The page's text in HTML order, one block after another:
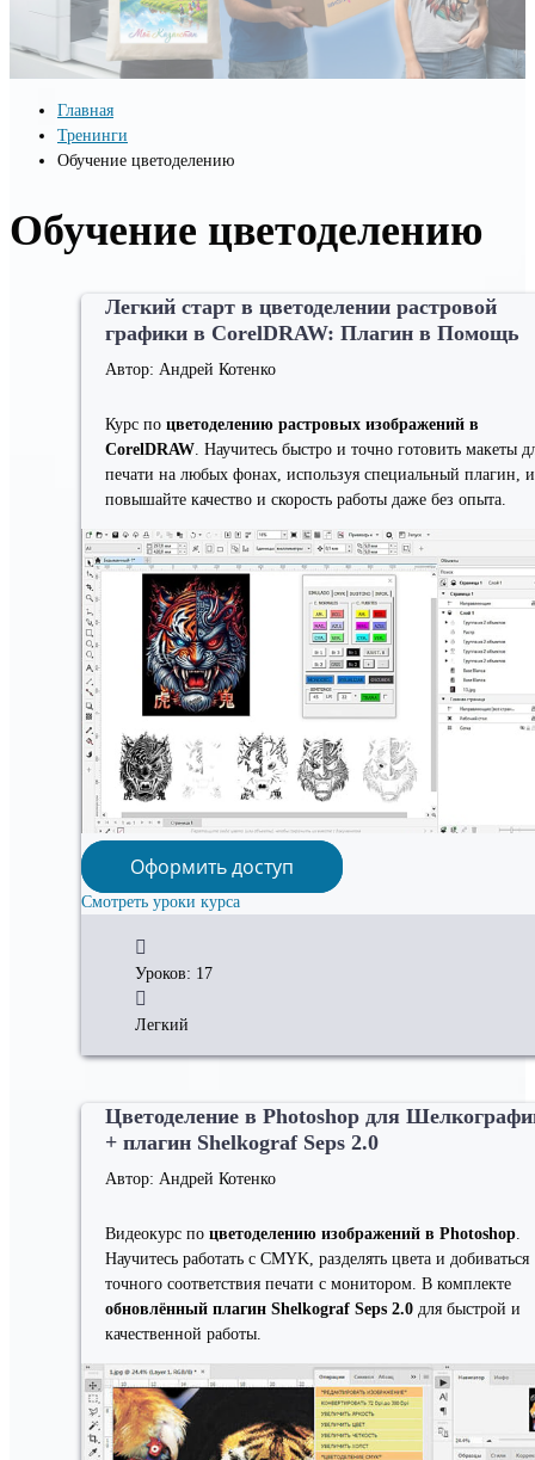
Главная
Тренинги
Обучение цветоделению
Обучение цветоделению
Легкий старт в цветоделении растровой
графики в CorelDRAW: Плагин в Помощь
Автор: Андрей Котенко
Курс по цветоделению растровых изображений в
CorelDRAW . Научитесь быстро и точно готовить макеты
печати на любых фонах, используя специальный плагин, и
повышайте качество и скорость работы даже без опыта.
Уроков: 17
Легкий
Оформить доступ
Смотреть уроки курса
Цветоделение в Photoshop для
+ плагин Shelkograf Seps 2.0
Автор: Андрей Котенко
Видеокурс по цветоделению изображений в Photoshop
Научитесь работать с CMYK, разделять цвета и добиваться
точного соответствия печати с монитором. В комплекте
обновлённый плагин Shelkograf Seps 2.0 для быстрой и
качественной работы.